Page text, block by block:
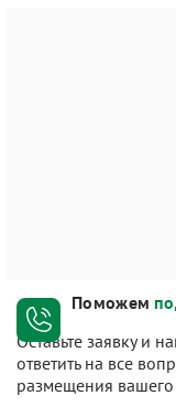
Поможем
Оставьте заявку и
ответить на все
размещения